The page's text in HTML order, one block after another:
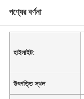
পণ্যের বর্ণনা
হাইলাইট:
উৎপত্তি স্থল